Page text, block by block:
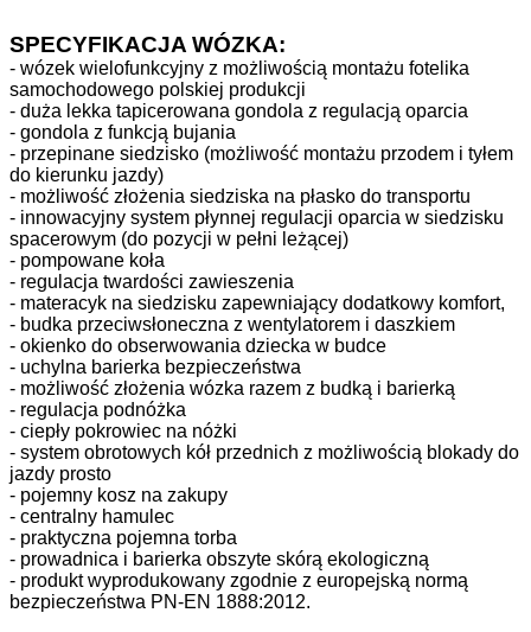
SPECYFIKACJA WÓZKA:
- wózek wielofunkcyjny z możliwością montażu fotelika
samochodowego polskiej produkcji
- duża lekka tapicerowana gondola z regulacją oparcia
- gondola z funkcją bujania
- przepinane siedzisko (możliwość montażu przodem i tyłem
do kierunku jazdy)
- możliwość złożenia siedziska na płasko do transportu
- innowacyjny system płynnej regulacji oparcia w siedzisku
spacerowym (do pozycji w pełni leżącej)
- pompowane koła
- regulacja twardości zawieszenia
- materacyk na siedzisku zapewniający dodatkowy komfort,
- budka przeciwsłoneczna z wentylatorem i daszkiem
- okienko do obserwowania dziecka w budce
- uchylna barierka bezpieczeństwa
- możliwość złożenia wózka razem z budką i barierką
- regulacja podnóżka
- ciepły pokrowiec na nóżki
- system obrotowych kół przednich z możliwością blokady do
jazdy prosto
- pojemny kosz na zakupy
- centralny hamulec
- praktyczna pojemna torba
- prowadnica i barierka obszyte skórą ekologiczną
- produkt wyprodukowany zgodnie z europejską normą
bezpieczeństwa PN-EN 1888:2012.